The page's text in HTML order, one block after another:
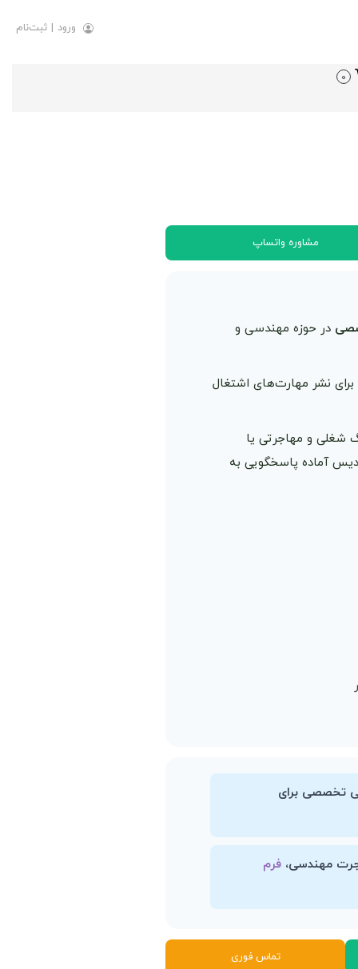
ورود | ثبت‌نام
0
مشاوره واتساپ
در حوزه مهندسی و
نشر مهارت‌های اشتغال
شغلی و مهاجرتی یا
آماده پاسخگویی به
تخصصی برای
مهندسی،فرم
تماس فوری